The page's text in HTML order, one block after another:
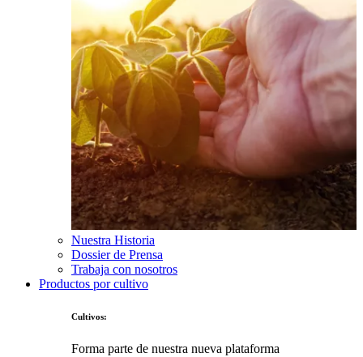
Nuestra Historia
Dossier de Prensa
Trabaja con nosotros
Productos por cultivo
Cultivos:
Forma parte de nuestra nueva plataforma